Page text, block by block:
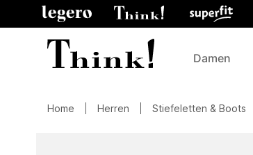
Damen
Home Herren Stiefeletten & Boots